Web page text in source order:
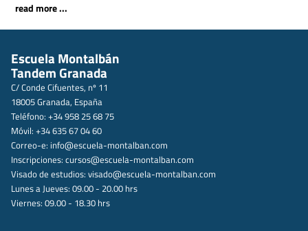
read more ...
Escuela Montalbán
Tandem Granada
C/ Conde Cifuentes, nº 11
18005 Granada, España
Teléfono: +34 958 25 68 75
Móvil: +34 635 67 04 60
Correo-e: info@escuela-montalban.com
Inscripciones: cursos@escuela-montalban.com
Visado de estudios: visado@escuela-montalban.com
Lunes a Jueves: 09.00 - 20.00 hrs
Viernes: 09.00 - 18.30 hrs